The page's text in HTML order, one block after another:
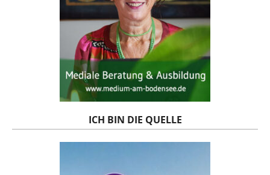
ICH BIN DIE QUELLE